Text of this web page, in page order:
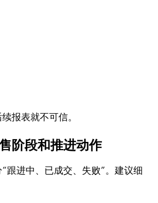
报表就不可信。
阶段和推进动作
跟进中、已成交、失败”。建议细